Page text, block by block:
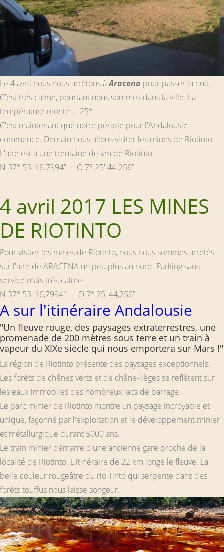
Le 4 avril nous nous arrêtons àAracena pour passer la nuit.
C'est très calme, pourtant nous sommes dans la ville. La
température monte ... 25°
C'est maintenant que notre périple pour l'Andalousie
commence. Demain nous allons visiter les mines de Riotinto.
L'aire est à une trentaine de km de Riotinto.
N 37° 53' 16.7994" O 7° 25' 44.256"
4 avril 2017 LES MINES
DE RIOTINTO
Pour visiter les mines de Riotinto, nous nous sommes arrêtés
sur l'aire de ARACENA un peu plus au nord. Parking sans
service mais très calme.
N 37° 53' 16,7994" O 7° 25' 44,256"
A sur l'itinéraire Andalousie
"Un fleuve rouge, des paysages extraterrestres, une
promenade de 200 mètres sous terre et un train à
vapeur du XIXe siècle qui nous emportera sur Mars !"
La région de Riotinto présente des paysages exceptionnels.
Les forêts de chênes verts et de chêne-lièges se reflètent sur
les eaux immobiles des nombreux lacs de barrage.
Le parc minier de Riotinto montre un paysage incroyable et
unique, façonné par l'exploitation et le développement minier
et métallurgique durant 5000 ans.
Le train minier démarre d'une ancienne gare proche de la
localité de Riotinto. L'itinéraire de 22 km longe le fleuve. La
belle couleur rougeâtre du rio Tinto qui serpente dans des
forêts touffus nous laisse songeur.